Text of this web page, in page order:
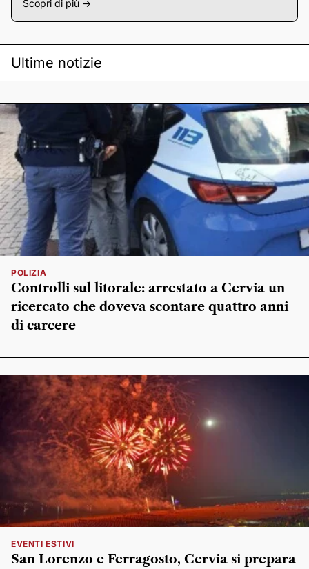
Scopri di più ->
Ultime notizie
POLIZIA
Controlli sul litorale: arrestato a Cervia un
ricercato che doveva scontare quattro anni
di carcere
EVENTI ESTIVI
San Lorenzo e Ferragosto, Cervia si prepara